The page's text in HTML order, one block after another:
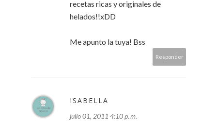
recetas ricas y originales de
helados!!xDD
Me apunto la tuya! Bss
Responder
ISABELLA
julio 01, 2011 4:10 p. m.